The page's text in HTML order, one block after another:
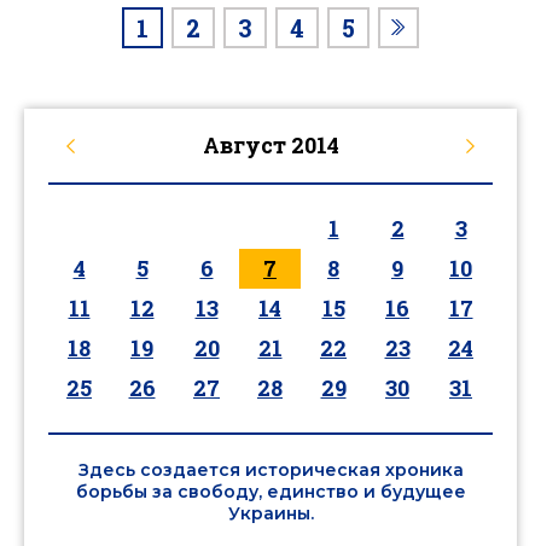
1 2 3 4 5
Август 2014
1 2
3
4
5 6 7 8 9
10
11
12 13 14 15 16
17
18
19 20 21 22 23
24
25
26 27 28 29 30 31
Здесь создается историческая хроника
борьбы за свободу, единство и будущее
Украины.